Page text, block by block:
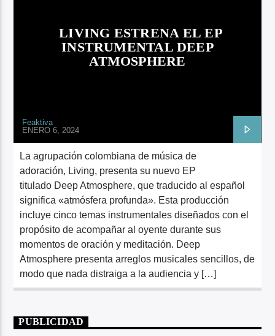
LIVING ESTRENA EL EP
INSTRUMENTAL DEEP
ATMOSPHERE
Feaktiva
ENERO 6, 2024
La agrupación colombiana de música de
adoración, Living, presenta su nuevo EP
titulado Deep Atmosphere, que traducido al español
significa «atmósfera profunda». Esta producción
incluye cinco temas instrumentales diseñados con el
propósito de acompañar al oyente durante sus
momentos de oración y meditación. Deep
Atmosphere presenta arreglos musicales sencillos, de
modo que nada distraiga a la audiencia y […]
PUBLICIDAD